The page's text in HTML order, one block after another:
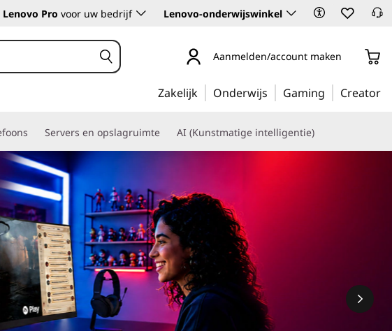
Lenovo Pro voor uw bedrijf Lenovo-onderwijswinkel
Aanmelden/account maken
Zakelijk Onderwijs Gaming Creator
Servers en opslagruimte AI (Kunstmatige intelligentie)